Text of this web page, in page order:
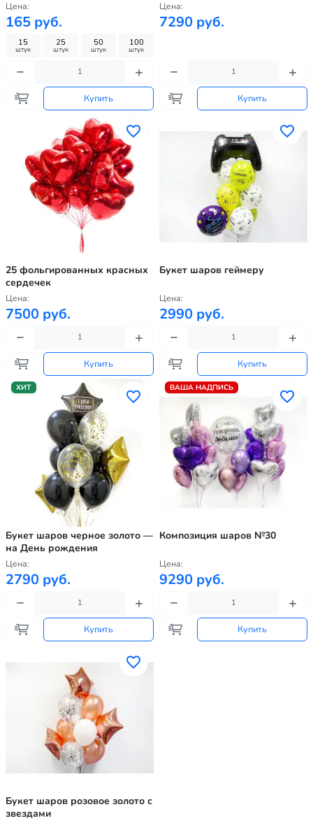
Цена:
165 руб.
15
штук
25
штук
50
штук
100
штук
Купить
Цена:
7290 руб.
Купить
25 фольгированных красных
сердечек
Цена:
7500 руб.
Купить
Букет шаров геймеру
Цена:
2990 руб.
Купить
ХИТ
Букет шаров черное золото —
на День рождения
Цена:
2790 руб.
Купить
ВАША НАДПИСЬ
Композиция шаров №30
Цена:
9290 руб.
Купить
Букет шаров розовое золото с
звездами